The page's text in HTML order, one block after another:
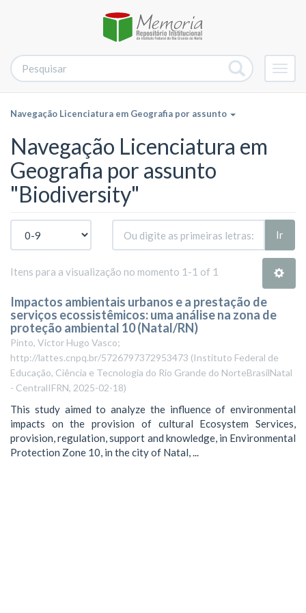
Navegação Licenciatura em Geografia por assunto
Navegação Licenciatura em
Geografia por assunto
"Biodiversity"
Ir
Itens para a visualização no momento 1-1 of 1
Impactos ambientais urbanos e a prestação de
serviços ecossistêmicos: uma análise na zona de
proteção ambiental 10 (Natal/RN)
Pinto, Victor Hugo Vasco;
http://lattes.cnpq.br/5726797372953473 (Instituto Federal de
Educação, Ciência e Tecnologia do Rio Grande do NorteBrasilNatal
- CentralIFRN, 2025-02-18)
This study aimed to analyze the influence of environmental
impacts on the provision of cultural Ecosystem Services,
provision, regulation, support and knowledge, in Environmental
Protection Zone 10, in the city of Natal, ...